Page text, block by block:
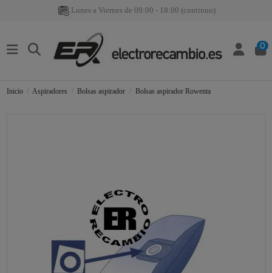
Lunes a Viernes de 09:00 - 18:00 (continuo)
0
Inicio Aspiradores Bolsas aspirador Bolsas aspirador Rowenta